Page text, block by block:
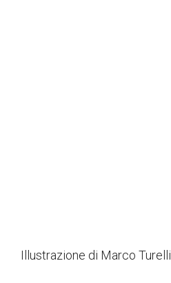
Illustrazione di Marco Turelli